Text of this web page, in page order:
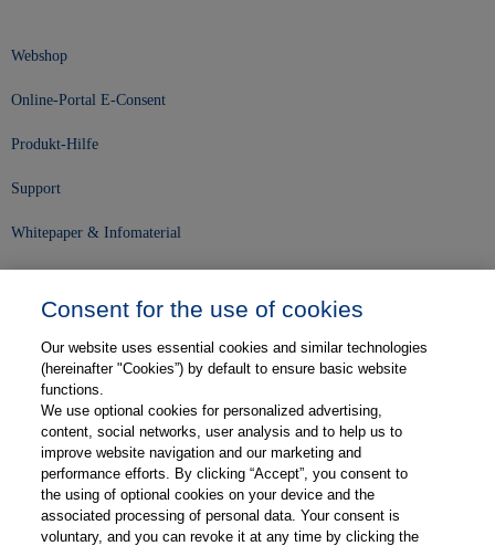
Webshop
Online-Portal E-Consent
Produkt-Hilfe
Support
Whitepaper & Infomaterial
Karriere
Kontakt
Web-Semniare
Anwenderberichte
Consent for the use of cookies
Our website uses essential cookies and similar technologies
(hereinafter "Cookies”) by default to ensure basic website
functions.
We use optional cookies for personalized advertising,
content, social networks, user analysis and to help us to
improve website navigation and our marketing and
performance efforts. By clicking “Accept”, you consent to
the using of optional cookies on your device and the
associated processing of personal data. Your consent is
voluntary, and you can revoke it at any time by clicking the